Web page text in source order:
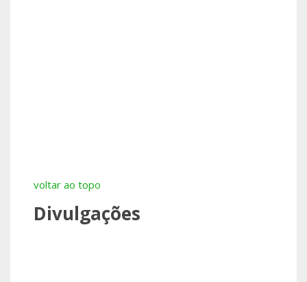
voltar ao topo
Divulgações